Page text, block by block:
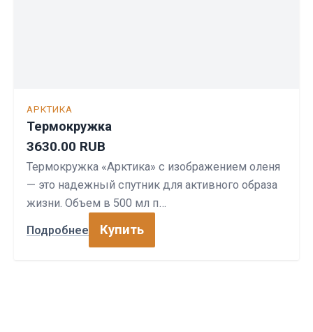
АРКТИКА
Термокружка
3630.00 RUB
Термокружка «Арктика» с изображением оленя
— это надежный спутник для активного образа
жизни. Объем в 500 мл п…
Подробнее Купить